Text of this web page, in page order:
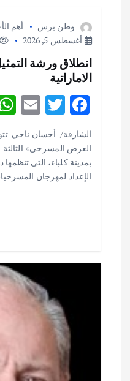
ت
وطن برس أهم
أغسطس 5, 2026
انطلاق ورشة
الاماراتية
F
ac
e
b
o
T
w
it
te
r
E
ai
l
الشارقة/ أحسان ناجي
العرض المسرحي»
بمدينة كلباء، التي
الإعداد لمهرجان